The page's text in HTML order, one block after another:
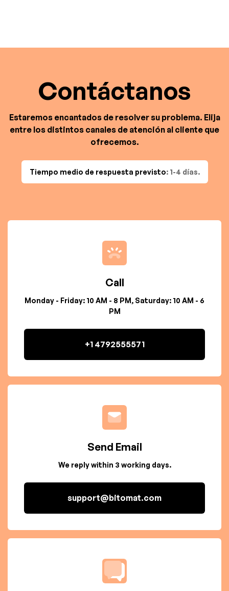
Contáctanos
Estaremos encantados de resolver su problema. Elija
entre los distintos canales de atención al cliente que
ofrecemos.
Tiempo medio de respuesta previsto: 1-4 días.
Call
Monday - Friday: 10 AM - 8 PM, Saturday: 10 AM - 6
PM
+1 4792555571
Send Email
We reply within 3 working days.
support@bitomat.com